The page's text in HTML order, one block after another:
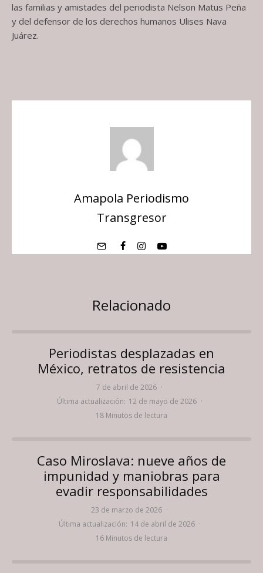
las familias y amistades del periodista Nelson Matus Peña
y del defensor de los derechos humanos Ulises Nava
Juárez.
Amapola Periodismo
Transgresor
Relacionado
Periodistas desplazadas en
México, retratos de resistencia
7 de abril de 2026 ·
Última actualización: 12 de mayo de 2026 ·
18 Minutos de lectura
Caso Miroslava: nueve años de
impunidad y maniobras para
evadir responsabilidades
23 de marzo de 2026 ·
Última actualización: 14 de abril de 2026 ·
16 Minutos de lectura